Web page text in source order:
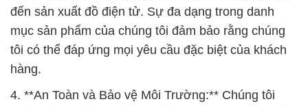
đến sản xuất đồ điện tử. Sự đa dạng trong danh
mục sản phẩm của chúng tôi đảm bảo rằng chúng
tôi có thể đáp ứng mọi yêu cầu đặc biệt của khách
hàng.
4. **An Toàn và Bảo vệ Môi Trường:** Chúng tôi